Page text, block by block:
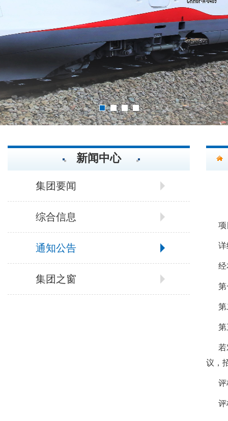
1 2 3 4
新闻中心
集团要闻
综合信息
通知公告
集团之窗
项
详
经
第
第
第
议，
评
评